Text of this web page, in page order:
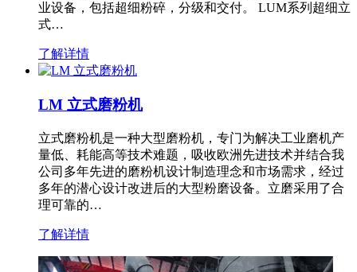
业设备，包括超细粉碎，分级和交付。 LUM系列超细立
式…
了解详情
LM 立式磨粉机
立式磨粉机是一种大型磨粉机，专门为解决工业磨机产
量低、耗能高等技术难题，吸收欧洲先进技术并结合我
公司多年先进的磨粉机设计制造理念和市场需求，经过
多年的潜心设计改进后的大型粉磨设备。立磨采用了合
理可靠的…
了解详情